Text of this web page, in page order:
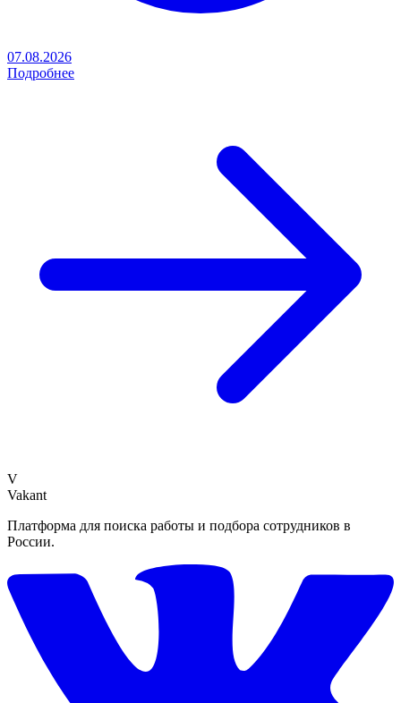
07.08.2026
Подробнее
V
Vakant
Платформа для поиска работы и подбора сотрудников в
России.